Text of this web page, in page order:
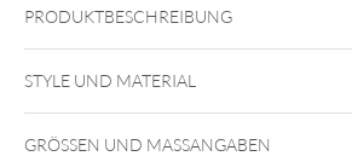
PRODUKTBESCHREIBUNG
STYLE UND MATERIAL
Bauchnabelpiercings
GRÖSSEN UND MASSANGABEN